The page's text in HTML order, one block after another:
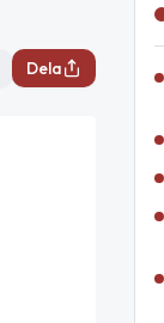
Dela